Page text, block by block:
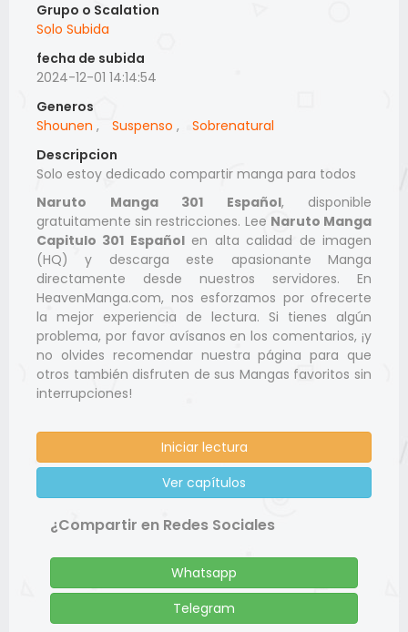
Grupo o Scalation
Solo Subida
fecha de subida
2024-12-01 14:14:54
Generos
Shounen , Suspenso ,
Sobrenatural
Descripcion
Solo estoy dedicado compartir manga para todos
Naruto Manga 301 Español, disponible
gratuitamente sin restricciones. Lee Naruto Manga
Capitulo 301 Españolen alta calidad de imagen
(HQ) y descarga este apasionante Manga
directamente desde nuestros servidores. En
HeavenManga.com, nos esforzamos por ofrecerte
la mejor experiencia de lectura. Si tienes algún
problema, por favor avísanos en los comentarios, ¡y
no olvides recomendar nuestra página para que
otros también disfruten de sus Mangas favoritos sin
interrupciones!
Iniciar lectura
Ver capítulos
¿Compartir en Redes Sociales
Whatsapp
Telegram